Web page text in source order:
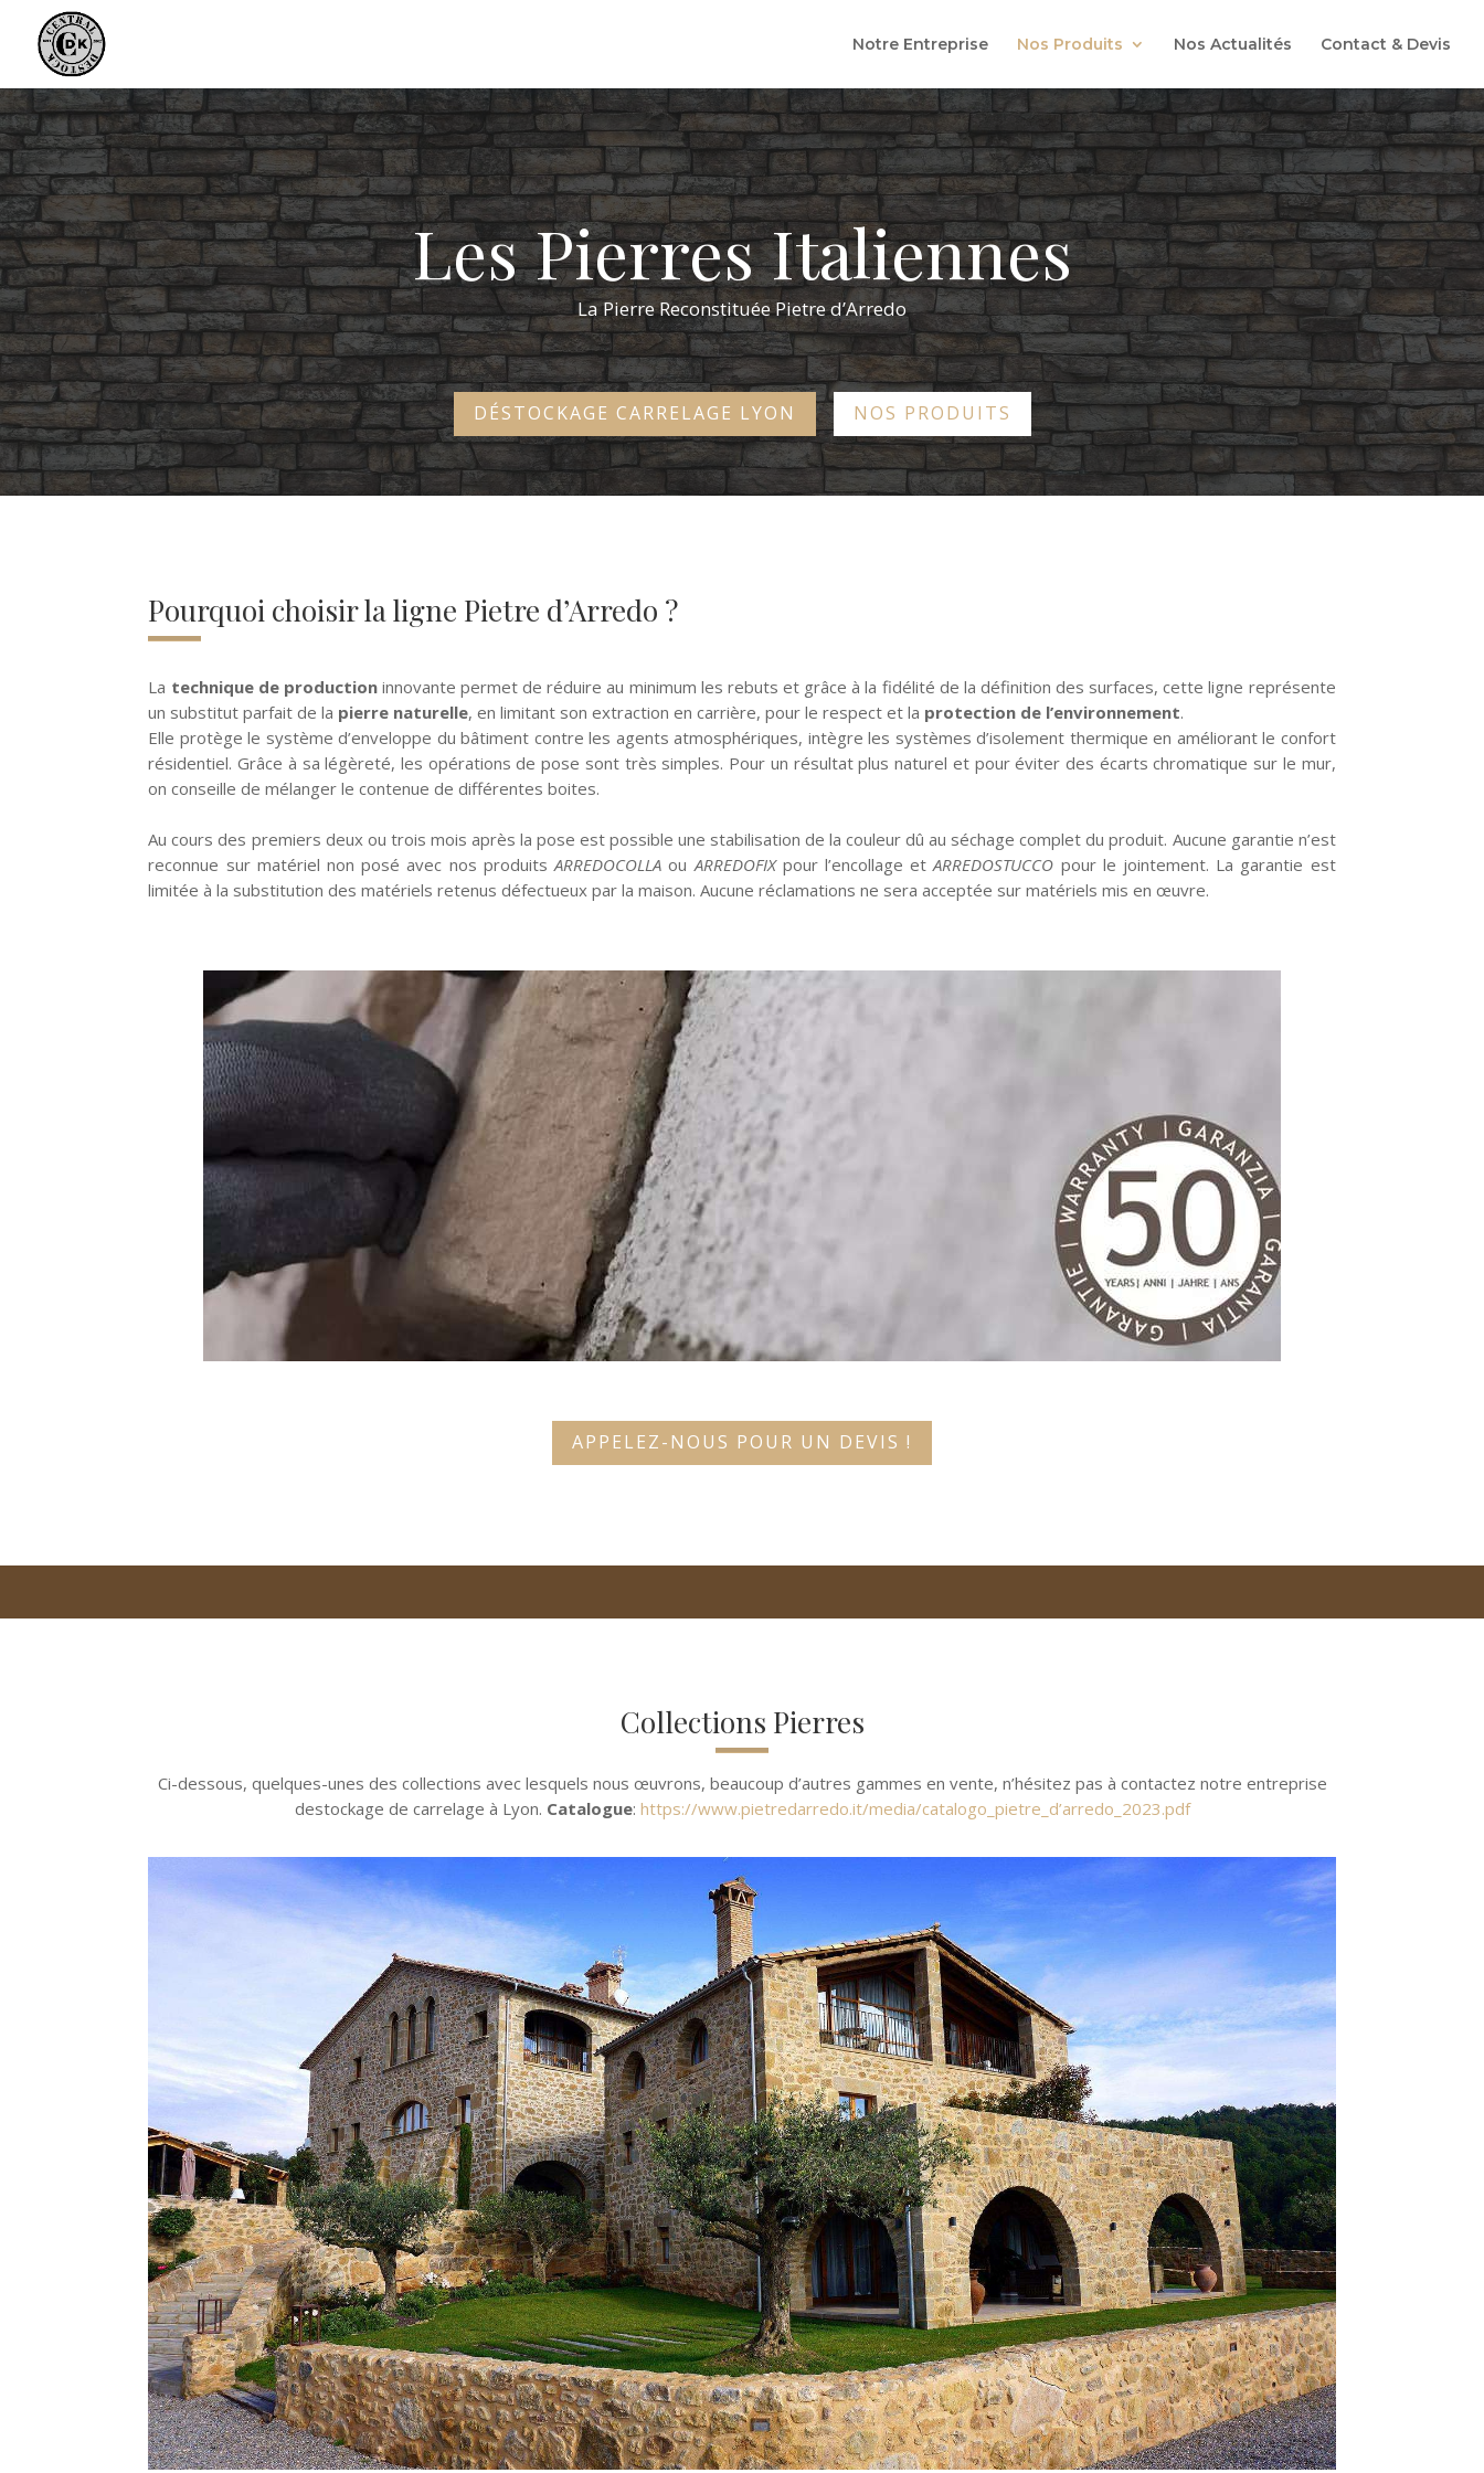
Notre Entreprise Nos Produits Nos Actualités Contact & Devis
Les Pierres Italiennes
La Pierre Reconstituée Pietre d’Arredo
DÉSTOCKAGE CARRELAGE LYON NOS PRODUITS
Pourquoi choisir la ligne Pietre d’Arredo ?
La technique de productioninnovante permet de réduire au minimum les rebuts et grâce à la fidélité de la définition des surfaces, cette ligne représente
un substitut parfait de la pierre naturelle, en limitant son extraction en carrière, pour le respect et la protection de l’environnement.
Elle protège le système d’enveloppe du bâtiment contre les agents atmosphériques, intègre les systèmes d’isolement thermique en améliorantle confort
résidentiel. Grâce à sa légèreté, les opérations de pose sont très simples. Pour un résultat plus naturel et pour éviter des écarts chromatique sur le mur,
on conseille de mélanger le contenue de différentes boites.
Au cours des premiers deux ou trois mois après la pose est possible une stabilisation de la couleur dû au séchage complet du produit. Aucune garantie n’est
reconnue sur matériel non posé avec nos produitsARREDOCOLLA ou ARREDOFIXpour l’encollage etARREDOSTUCCO pour le jointement. La garantie est
limitée à la substitution des matériels retenus défectueux par la maison. Aucune réclamations ne sera acceptée sur matériels mis en œuvre.
APPELEZ-NOUS POUR UN DEVIS !
Collections Pierres
Ci-dessous, quelques-unes des collections avec lesquels nous œuvrons, beaucoup d’autres gammes en vente, n’hésitez pas à contactez notre entreprise
destockage de carrelage à Lyon. Catalogue: https://www.pietredarredo.it/media/catalogo_pietre_d’arredo_2023.pdf
Panneau de gestion des cookies